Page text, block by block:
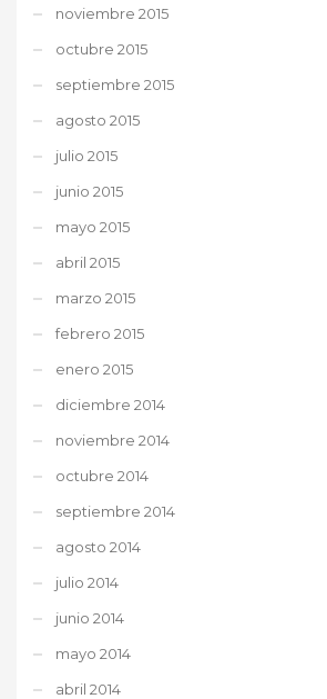
noviembre 2015
octubre 2015
septiembre 2015
agosto 2015
julio 2015
junio 2015
mayo 2015
abril 2015
marzo 2015
febrero 2015
enero 2015
diciembre 2014
noviembre 2014
octubre 2014
septiembre 2014
agosto 2014
julio 2014
junio 2014
mayo 2014
abril 2014